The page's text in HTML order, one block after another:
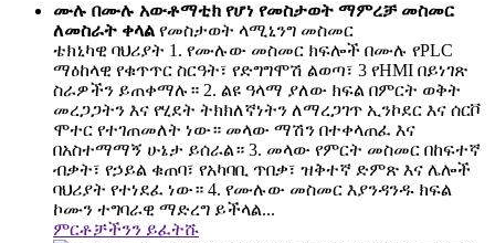
ሙሉ በሙሉ አውቶማቲክ የሆነ የመስታወት ማምረቻ መስመር
ለመስራት ቀላል የመስታወት ላሚኒንግ መስመር
ቴክኒካዊ ባህሪያት 1. የሙሉው መስመር ክፍሎች በሙሉ የPLC
ማዕከላዊ የቁጥጥር ስርዓት፣ የድግግሞሽ ልወጣ፣ 3 የHMI በይነገጽ
ስራዎችን ይጠቀማሉ። 2. ልዩ ዓላማ ያለው ክፍል በምርት ወቅት
መረጋጋትን እና የሂደት ትክክለኛነትን ለማረጋገጥ ኢንኮደር እና ሰርቮ
ሞተር የተገጠመለት ነው። መላው ማሽን በተቀላጠፈ እና
በአስተማማኝ ሁኔታ ይሰራል። 3. መላው የምርት መስመር በከፍተኛ
ብቃት፣ የኃይል ቁጠባ፣ የአካባቢ ጥበቃ፣ ዝቅተኛ ድምጽ እና ሌሎች
ባህሪያት የተነደፈ ነው። 4. የሙሉው መስመር እያንዳንዱ ክፍል
ኮሙን ተግባራዊ ማድረግ ይችላል...
ምርቶቻችንን ይፈትሹ